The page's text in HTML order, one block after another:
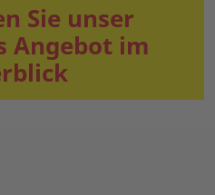
Sie unser
Angebot im